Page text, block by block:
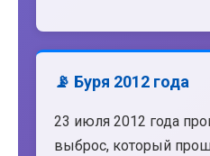
📡 Буря 2012 года
23 июля 2012 года
выброс, который